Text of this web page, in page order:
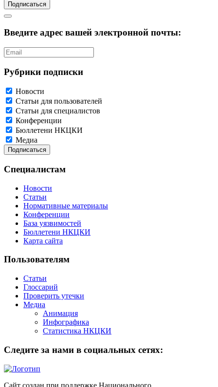
Подписаться
Введите адрес вашей электронной почты:
Рубрики подписки
Новости
Статьи для пользователей
Статьи для специалистов
Конференции
Бюллетени НКЦКИ
Медиа
Специалистам
Новости
Статьи
Нормативные материалы
Конференции
База уязвимостей
Бюллетени НКЦКИ
Карта сайта
Пользователям
Статьи
Глоссарий
Проверить утечки
Медиа
Анимация
Инфографика
Статистика НКЦКИ
Следите за нами в социальных сетях:
Сайт создан при поддержке Национального